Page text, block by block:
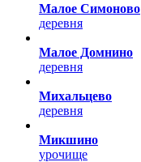
Малое Симоново
деревня
Малое Домнино
деревня
Михальцево
деревня
Микшино
урочище